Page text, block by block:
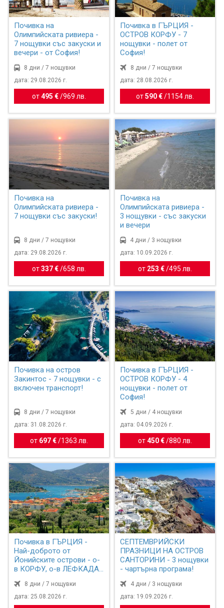
Почивка на
Олимпийската ривиера -
7 нощувки със закуски и
вечери - от София!
8 дни / 7 нощувки
дата: 29.08.2026 г.
от495 € /969 лв.
Почивка в ГЪРЦИЯ -
ОСТРОВ КОРФУ - 7
нощувки - полет от
София!
8 дни / 7 нощувки
дата: 28.08.2026 г.
от590 €/ 1154 лв.
Почивка на
Олимпийската ривиера -
7 нощувки със закуски!
8 дни / 7 нощувки
дата: 29.08.2026 г.
от337 € /658 лв.
Почивка на
Олимпийската ривиера -
3 нощувки - със закуски
и вечери
4 дни / 3 нощувки
дата: 10.09.2026 г.
от 253 €/495 лв.
Почивка на остров
Закинтос - 7 нощувки - с
включен транспорт!
8 дни / 7 нощувки
дата: 31.08.2026 г.
от 697 € / 1363 лв.
Почивка в ГЪРЦИЯ -
ОСТРОВ КОРФУ - 4
нощувки - полет от
София!
5 дни / 4 нощувки
дата: 04.09.2026 г.
от450 €/880 лв.
Почивка в ГЪРЦИЯ -
Най-доброто от
Йонийските острови - о-
в КОРФУ, о-в ЛЕФКАДА
8 дни / 7 нощувки
дата: 25.08.2026 г.
СЕПТЕМВРИЙСКИ
ПРАЗНИЦИ НА ОСТРОВ
САНТОРИНИ - 3 нощувки
- чартърна програма!
4 дни / 3 нощувки
дата: 19.09.2026 г.